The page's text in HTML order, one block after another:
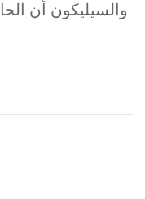
والسيليكون أن